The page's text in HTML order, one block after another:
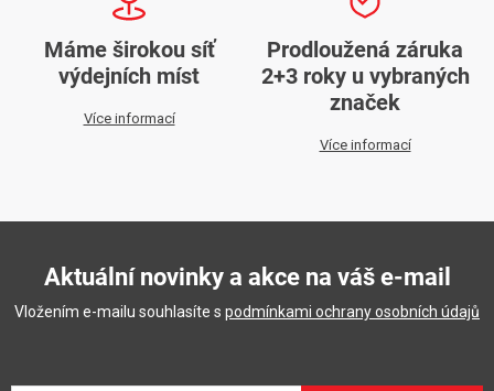
Máme širokou síť
výdejních míst
Více informací
Prodloužená záruka
2+3 roky u vybraných
značek
Více informací
Aktuální novinky a akce na váš e-mail
Vložením e-mailu souhlasíte s podmínkami ochrany osobních údajů